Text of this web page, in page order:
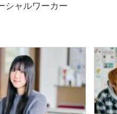
シャルワーカー